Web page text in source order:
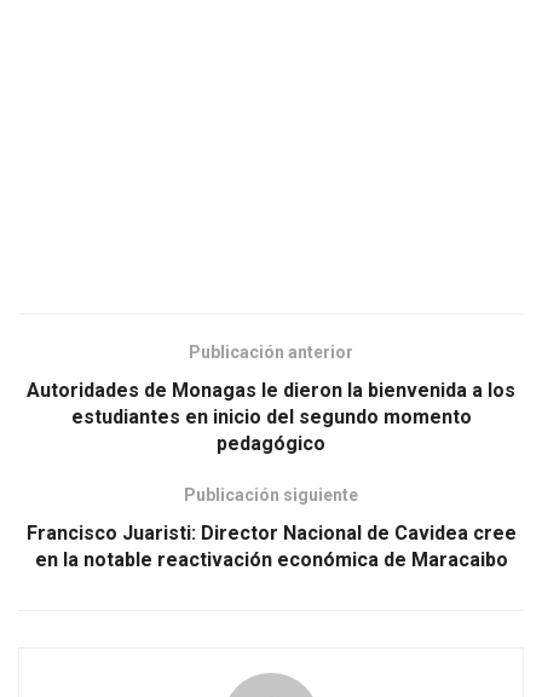
Publicación anterior
Autoridades de Monagas le dieron la bienvenida a los
estudiantes en inicio del segundo momento
pedagógico
Publicación siguiente
Francisco Juaristi: Director Nacional de Cavidea cree
en la notable reactivación económica de Maracaibo